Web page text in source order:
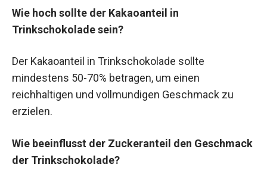
Wie hoch sollte der Kakaoanteil in
Trinkschokolade sein?
Der Kakaoanteil in Trinkschokolade sollte
mindestens 50-70% betragen, um einen
reichhaltigen und vollmundigen Geschmack zu
erzielen.
Wie beeinflusst der Zuckeranteil den Geschmack
der Trinkschokolade?